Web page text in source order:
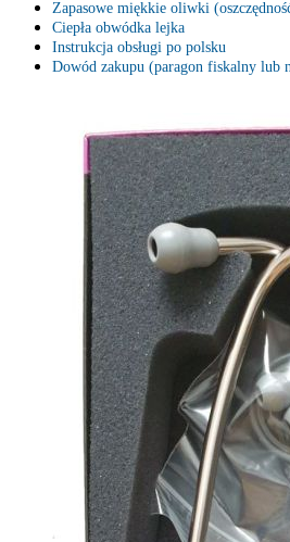
Zapasowe miękkie oliwki
Ciepła obwódka lejka
Instrukcja obsługi po polsku
Dowód zakupu (paragon fiskalny lub